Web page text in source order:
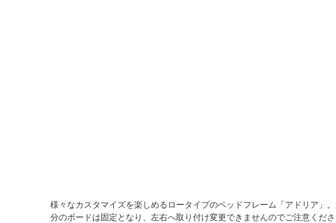
様々なカスタマイズを楽しめるロータイプのベッドフレーム「アドリア」
分のボードは固定となり、左右へ取り付け変更できませんのでご注意くださ